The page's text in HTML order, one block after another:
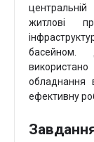
житлові
басейном.
обладнання
ефективну